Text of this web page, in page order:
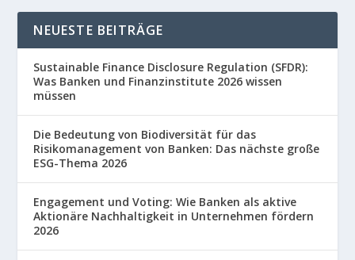
NEUESTE BEITRÄGE
Sustainable Finance Disclosure Regulation (SFDR):
Was Banken und Finanzinstitute 2026 wissen
müssen
Die Bedeutung von Biodiversität für das
Risikomanagement von Banken: Das nächste große
ESG-Thema 2026
Engagement und Voting: Wie Banken als aktive
Aktionäre Nachhaltigkeit in Unternehmen fördern
2026